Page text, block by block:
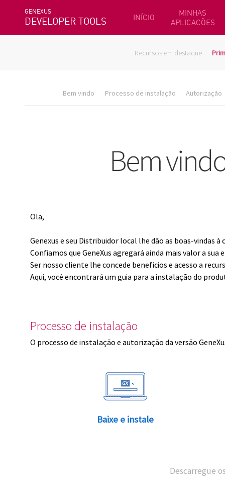
GENEXUS
DEVELOPER TOOLS INÍCIO
MINHAS
APLICACÕES
Recursos em destaque
Bem vindo Processo de instalação Autorização
Ola,
Genexus e seu Distribuidor local lhe dão as boas-vindas à
Confiamos que GeneXus agregará ainda mais valor a
Ser nosso cliente lhe concede benefícios e acesso a
Aqui, você encontrará um guia para a instalação do
Processo de instalação
O processo de instalação e autorização da versão
Baixe e instale
Descarregue